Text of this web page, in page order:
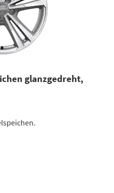
glanzgedreht,